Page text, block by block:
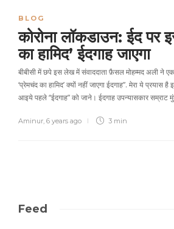
BLOG
कोरोना लॉकडाउन: ईद पर
का हामिद’ ईदगाह जाएगा
बीबीसी में छपे इस लेख में संवाददाता फ़ैसल मोहम्मद अली ने
‘प्रेमचंद का हामिद’ क्यों नहीं जाएगा ईदगाह”. मेरा ये प्रयास
आइये पहले “ईदगाह” को जाने। ईदगाह उपन्‍यासकार सम्राट
Aminur, 6 years ago 3 min
Feed